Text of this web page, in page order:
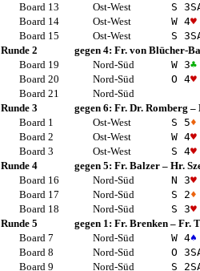
Board 13
Ost-West S 3
Board 14
Ost-West W 4♥
Board 15
Ost-West S 3
Runde 2
gegen 4: Fr. von Blücher-
Board 19
Nord-Süd W 3♣
Board 20
Nord-Süd O 4♥
Board 21
Nord-Süd
Runde 3
gegen 6: Fr. Dr. Romberg –
Board 1
Ost-West S 5♦
Board 2
Ost-West W 4♥
Board 3
Ost-West S 4♥
Runde 4
gegen 5: Fr. Balzer – Hr.
Board 16
Nord-Süd N 3♥
Board 17
Nord-Süd S 2♦
Board 18
Nord-Süd S 3♥
Runde 5
gegen 1: Fr. Brenken – Fr.
Board 7
Nord-Süd W 4♠
Board 8
Nord-Süd O 3
Board 9
Nord-Süd S 2